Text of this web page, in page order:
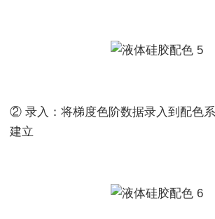
② 录入：将梯度色阶数据录入到配色
建立